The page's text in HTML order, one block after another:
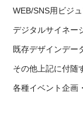
WEB/SNS用ビジ
デジタルサイネー
既存デザインデー
その他上記に付随
各種イベント企画